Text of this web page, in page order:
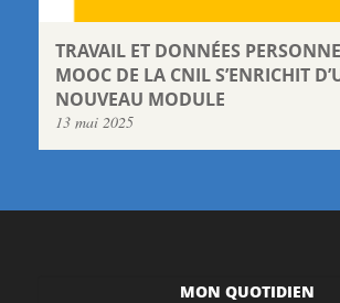
TRAVAIL ET DONNÉES
MOOC DE LA CNIL S’ENRICHIT
NOUVEAU MODULE
13 mai 2025
MON QUOTIDIEN